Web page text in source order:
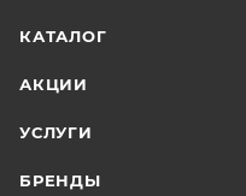
КАТАЛОГ
АКЦИИ
УСЛУГИ
БРЕНДЫ